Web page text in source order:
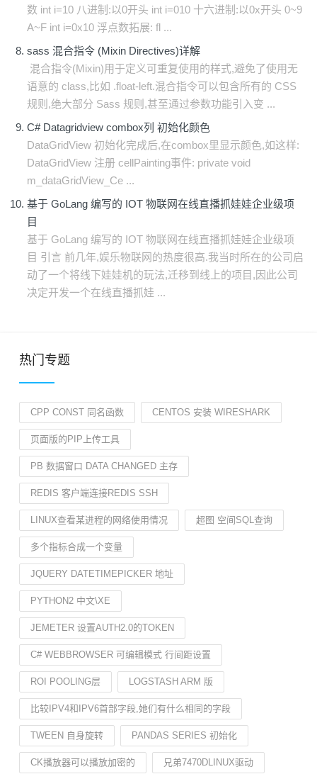
数 int i=10 八进制:以0开头 int i=010 十六进制:以0x开头 0~9
A~F int i=0x10 浮点数拓展: fl ...
sass 混合指令 (Mixin Directives)详解
​ 混合指令(Mixin)用于定义可重复使用的样式,避免了使用无
语意的 class,比如 .float-left.混合指令可以包含所有的 CSS
规则,绝大部分 Sass 规则,甚至通过参数功能引入变 ...
C# Datagridview combox列 初始化颜色
DataGridView 初始化完成后,在combox里显示颜色,如这样:
DataGridView 注册 cellPainting事件: private void
m_dataGridView_Ce ...
基于 GoLang 编写的 IOT 物联网在线直播抓娃娃企业级项
目
基于 GoLang 编写的 IOT 物联网在线直播抓娃娃企业级项
目 引言 前几年,娱乐物联网的热度很高.我当时所在的公司启
动了一个将线下娃娃机的玩法,迁移到线上的项目,因此公司
决定开发一个在线直播抓娃 ...
热门专题
CPP CONST 同名函数 CENTOS 安装 WIRESHARK
页面版的PIP上传工具
PB 数据窗口 DATA CHANGED 主存
REDIS 客户端连接REDIS SSH
LINUX查看某进程的网络使用情况 超图 空间SQL查询
多个指标合成一个变量
JQUERY DATETIMEPICKER 地址
PYTHON2 中文\XE
JEMETER 设置AUTH2.0的TOKEN
C# WEBBROWSER 可编辑模式 行间距设置
ROI POOLING层 LOGSTASH ARM 版
比较IPV4和IPV6首部字段,她们有什么相同的字段
TWEEN 自身旋转 PANDAS SERIES 初始化
CK播放器可以播放加密的 兄弟7470DLINUX驱动